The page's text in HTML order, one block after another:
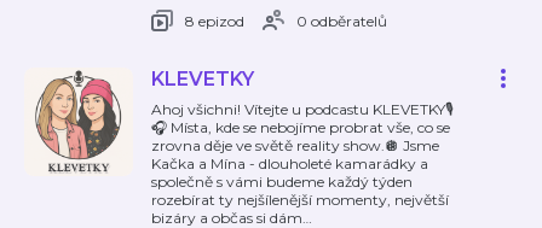
8 epizod
0 odběratelů
KLEVETKY
Ahoj všichni! Vítejte u podcastu KLEVETKY🎙️
🎧 Místa, kde se nebojíme probrat vše, co se
zrovna děje ve světě reality show.🪩 Jsme
Kačka a Mína - dlouholeté kamarádky a
společně s vámi budeme každý týden
rozebírat ty nejšílenější momenty, největší
bizáry a občas si dám…